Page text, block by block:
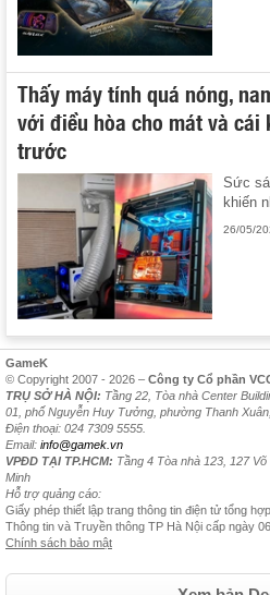
Thấy máy tính quá nóng,
với điều hòa cho mát và
trước
Sức
khiến
26/05/
GameK
© Copyright 2007 - 2026 – Công ty Cổ phần
TRỤ SỞ HÀ NỘI: Tầng 22, Tòa nhà Center
01, phố Nguyễn Huy Tưởng, phường Thanh
Điện thoại: 024 7309 5555.
Email: info@gamek.vn
VPĐD TẠI TP.HCM: Tầng 4 Tòa nhà 123, 127
Minh
Hỗ trợ quảng cáo:
Giấy phép thiết lập trang thông tin điện tử tổng
Thông tin và Truyền thông TP Hà Nội cấp ngày
Chính sách bảo mật